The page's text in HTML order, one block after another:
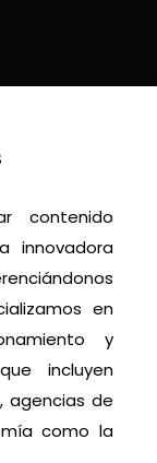
contenido
innovadora
en
y
incluyen
agencias de
como la